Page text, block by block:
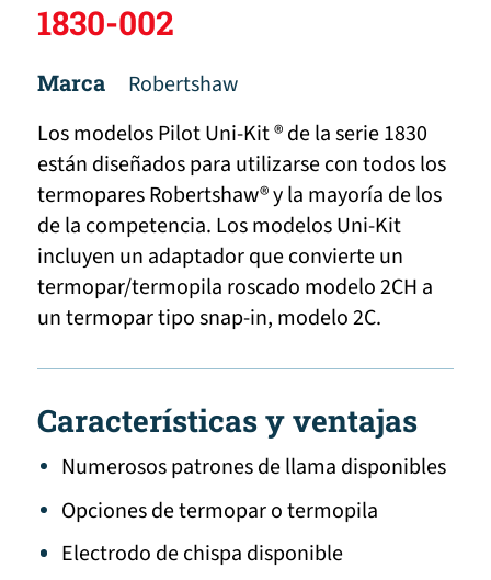
1830-002
Marca
Robertshaw
Los modelos Pilot Uni-Kit ® de la serie 1830
están diseñados para utilizarse con todos los
termopares Robertshaw® y la mayoría de los
de la competencia. Los modelos Uni-Kit
incluyen un adaptador que convierte un
termopar/termopila roscado modelo 2CH a
un termopar tipo snap-in, modelo 2C.
Características y ventajas
Numerosos patrones de llama disponibles
Opciones de termopar o termopila
Electrodo de chispa disponible